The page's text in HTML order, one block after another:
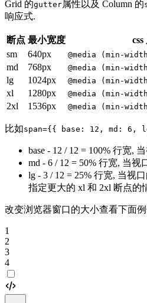
Grid 的gutter属性以及 Column 的
响应式.
断点 最小宽度
css
sm
640px @media (min-
md 768px @media (min-
lg 1024px @media (min-
xl 1280px @media (min-
2xl 1536px @media (min-
比如span={{ base: 12, md: 6,
base - 12 / 12 = 100% 行宽,
md - 6 / 12 = 50% 行宽, 当
lg - 3 / 12 = 25% 行宽, 当视
指定更大的 xl 和 2xl 断点的
改变浏览器窗口的大小查看下面
1
2
3
4